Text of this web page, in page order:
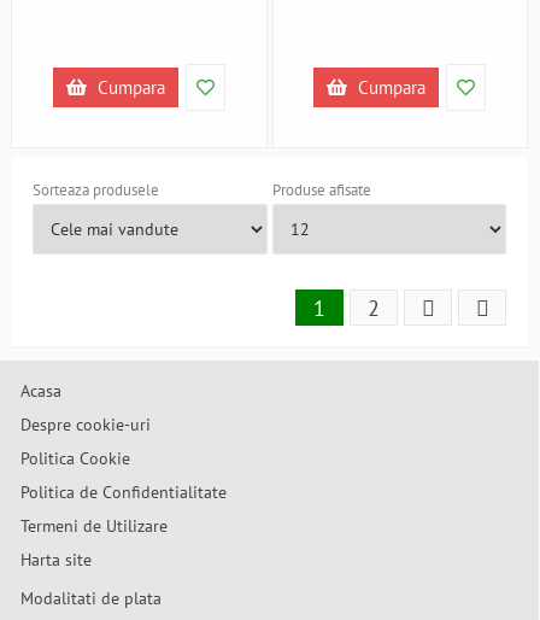
Cumpara Cumpara
Sorteaza produsele Produse afisate
1 2
Acasa
Despre cookie-uri
Politica Cookie
Politica de Confidentialitate
Termeni de Utilizare
Harta site
Modalitati de plata